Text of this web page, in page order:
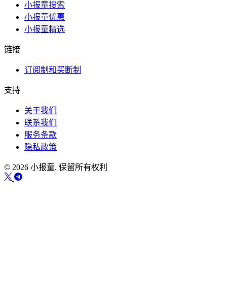
小报童搜索
小报童优惠
小报童精选
链接
订阅制和买断制
支持
关于我们
联系我们
服务条款
隐私政策
© 2026 小报童. 保留所有权利